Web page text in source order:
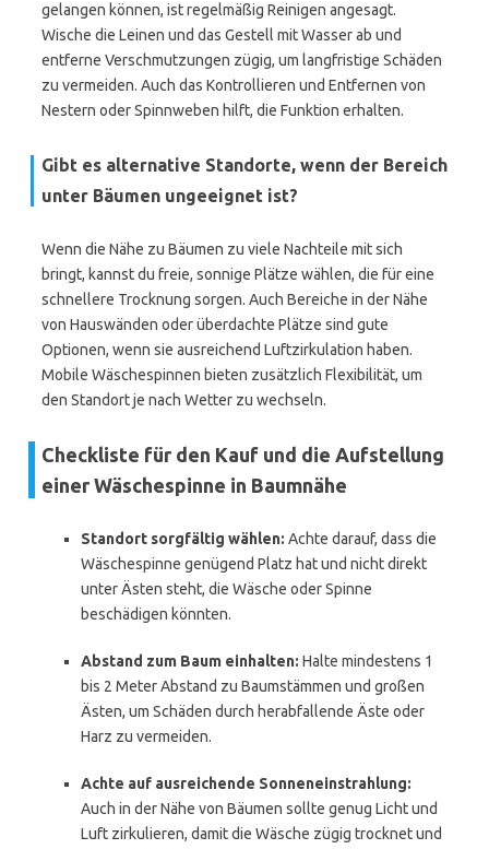
gelangen können, ist regelmäßig Reinigen angesagt.
Wische die Leinen und das Gestell mit Wasser ab und
entferne Verschmutzungen zügig, um langfristige Schäden
zu vermeiden. Auch das Kontrollieren und Entfernen von
Nestern oder Spinnweben hilft, die Funktion erhalten.
Gibt es alternative Standorte, wenn der Bereich
unter Bäumen ungeeignet ist?
Wenn die Nähe zu Bäumen zu viele Nachteile mit sich
bringt, kannst du freie, sonnige Plätze wählen, die für eine
schnellere Trocknung sorgen. Auch Bereiche in der Nähe
von Hauswänden oder überdachte Plätze sind gute
Optionen, wenn sie ausreichend Luftzirkulation haben.
Mobile Wäschespinnen bieten zusätzlich Flexibilität, um
den Standort je nach Wetter zu wechseln.
Checkliste für den Kauf und die Aufstellung
einer Wäschespinne in Baumnähe
Standort sorgfältig wählen: Achte darauf, dass die
Wäschespinne genügend Platz hat und nicht direkt
unter Ästen steht, die Wäsche oder Spinne
beschädigen könnten.
Abstand zum Baum einhalten: Halte mindestens 1
bis 2 Meter Abstand zu Baumstämmen und großen
Ästen, um Schäden durch herabfallende Äste oder
Harz zu vermeiden.
Achte auf ausreichende Sonneneinstrahlung:
Auch in der Nähe von Bäumen sollte genug Licht und
Luft zirkulieren, damit die Wäsche zügig trocknet und